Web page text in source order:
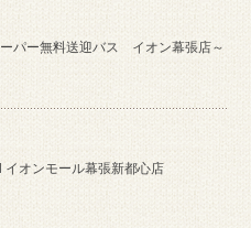
ーパー無料送迎バス イオン幕張店～
オンモール幕張新都心店